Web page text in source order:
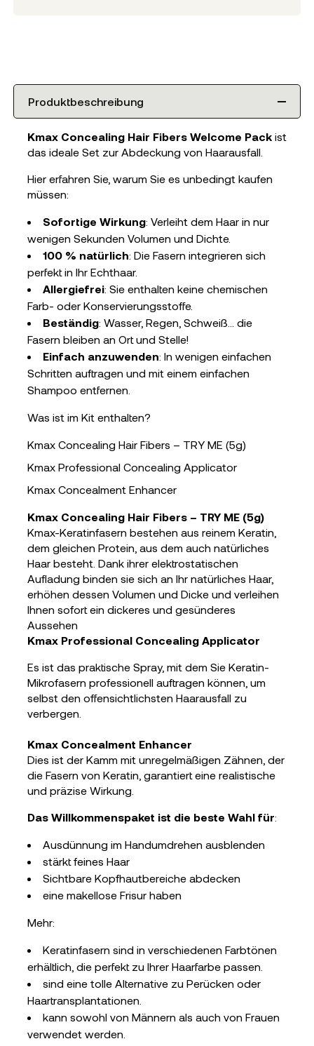
Produktbeschreibung
Kmax Concealing Hair Fibers Welcome Packist
das ideale Set zur Abdeckung von Haarausfall.
Hier erfahren Sie, warum Sie es unbedingt kaufen
müssen:
Sofortige Wirkung: Verleiht dem Haar in nur
wenigen Sekunden Volumen und Dichte.
100 % natürlich: Die Fasern integrieren sich
perfekt in Ihr Echthaar.
Allergiefrei: Sie enthalten keine chemischen
Farb- oder Konservierungsstoffe.
Beständig: Wasser, Regen, Schweiß... die
Fasern bleiben an Ort und Stelle!
Einfach anzuwenden: In wenigen einfachen
Schritten auftragen und mit einem einfachen
Shampoo entfernen.
Was ist im Kit enthalten?
Kmax Concealing Hair Fibers – TRY ME (5g)
Kmax Professional Concealing Applicator
Kmax Concealment Enhancer
Kmax Concealing Hair Fibers – TRY ME (5g)
Kmax-Keratinfasern bestehen aus reinem Keratin,
dem gleichen Protein, aus dem auch natürliches
Haar besteht. Dank ihrer elektrostatischen
Aufladung binden sie sich an Ihr natürliches Haar,
erhöhen dessen Volumen und Dicke und verleihen
Ihnen sofort ein dickeres und gesünderes
Aussehen
Kmax Professional Concealing Applicator
Es ist das praktische Spray, mit dem Sie Keratin-
Mikrofasern professionell auftragen können, um
selbst den offensichtlichsten Haarausfall zu
verbergen.
Kmax Concealment Enhancer
Dies ist der Kamm mit unregelmäßigen Zähnen, der
die Fasern von Keratin garantiert eine realistische
und präzise Wirkung.
Das Willkommenspaket ist die beste Wahl für:
Ausdünnung im Handumdrehen ausblenden
stärkt feines Haar
Sichtbare Kopfhautbereiche abdecken
eine makellose Frisur haben
Mehr:
Keratinfasern sind in verschiedenen Farbtönen
erhältlich, die perfekt zu Ihrer Haarfarbe passen.
sind eine tolle Alternative zu Perücken oder
Haartransplantationen.
kann sowohl von Männern als auch von Frauen
verwendet werden.